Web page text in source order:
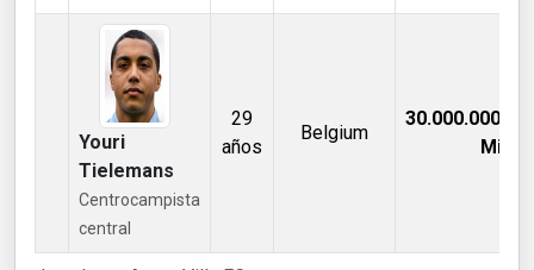
Youri
Tielemans
Centrocampista
central
29
años
Belgium
30.000.000,00
Mill €